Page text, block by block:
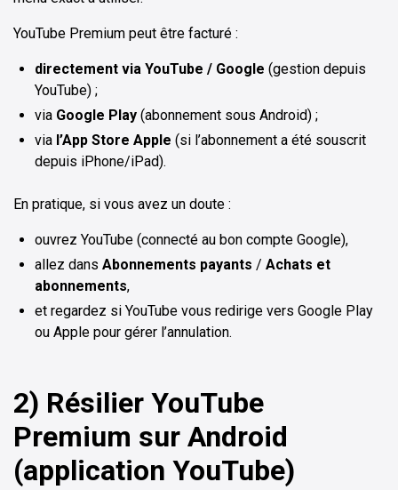
YouTube Premium peut être facturé :
directement via YouTube / Google (gestion depuis
YouTube) ;
via Google Play (abonnement sous Android) ;
via l’App Store Apple (si l’abonnement a été souscrit
depuis iPhone/iPad).
En pratique, si vous avez un doute :
ouvrez YouTube (connecté au bon compte Google),
allez dans Abonnements payants / Achats et
abonnements,
et regardez si YouTube vous redirige vers Google Play
ou Apple pour gérer l’annulation.
2) Résilier YouTube
Premium sur Android
(application YouTube)